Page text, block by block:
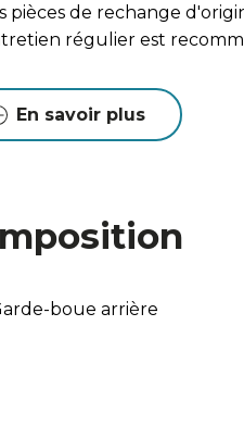
pièces de rechange
régulier est
En savoir plus
boue arrière